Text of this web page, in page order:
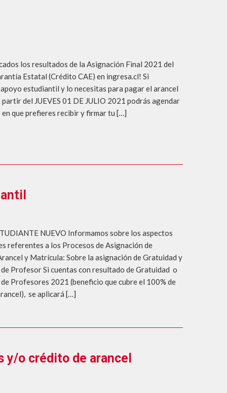
los resultados de la Asignación Final 2021 del
Estatal (Crédito CAE) en ingresa.cl! Si
estudiantil y lo necesitas para pagar el arancel
partir del JUEVES 01 DE JULIO 2021 podrás agendar
que prefieres recibir y firmar tu […]
NUEVO Informamos sobre los aspectos
referentes a los Procesos de Asignación de
y Matrícula: Sobre la asignación de Gratuidad y
Profesor Si cuentas con resultado de Gratuidad o
Profesores 2021 (beneficio que cubre el 100% de
se aplicará […]
y/o crédito de arancel